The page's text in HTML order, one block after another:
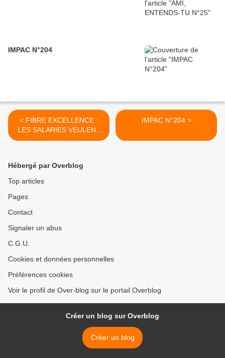
IMPAC N°204
< FIBRE EXCELLENCE :
LES SALARIES VEULENT
UN AVENIR
IMPAC N°204 >
Hébergé par Overblog
Top articles
Pages
Contact
Signaler un abus
C.G.U.
Cookies et données personnelles
Préférences cookies
Voir le profil de Over-blog sur le portail Overblog
Créer un blog sur Overblog
Créer un blog